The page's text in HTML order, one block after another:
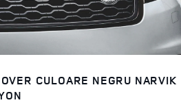
CULOARE NEGRU NARVIK